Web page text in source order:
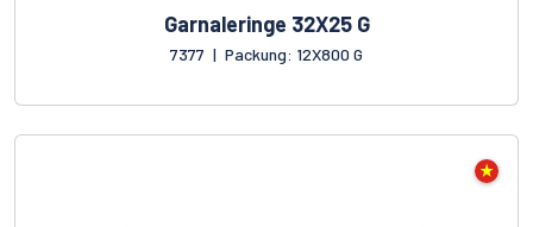
Garnaleringe 32X25 G
7377 | Packung: 12X800 G